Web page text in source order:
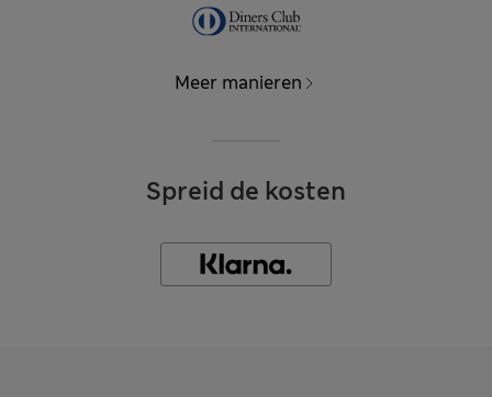
Meer manieren
Spreid de kosten